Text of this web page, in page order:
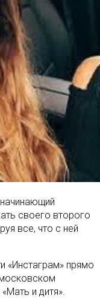
своего второго
все, что с ней
«Инстаграм» прямо
и дитя».